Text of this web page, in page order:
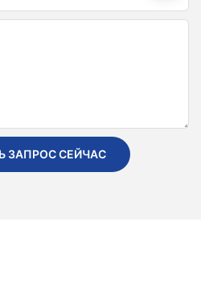
ЗАПРОС СЕЙЧАС